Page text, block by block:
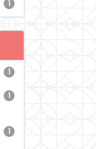
1
1
1
1